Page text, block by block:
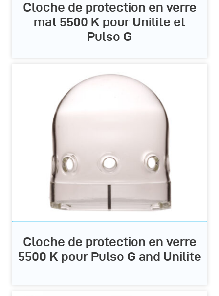
Cloche de protection en verre
mat 5500 K pour Unilite et
Pulso G
Cloche de protection en verre
5500 K pour Pulso G and Unilite